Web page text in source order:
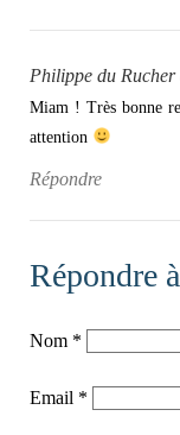
Philippe du
Miam ! Très bonne
attention
Répondre
Répondre à
Nom *
Email *